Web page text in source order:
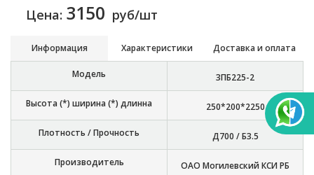
Цена: 3150 руб/шт
Информация Характеристики Доставка и оплата
Модель 3ПБ225-2
Высота (*) ширина (*) длинна 250*200*2250
Плотность / Прочность Д700 / Б3.5
Производитель ОАО Могилевский КСИ РБ